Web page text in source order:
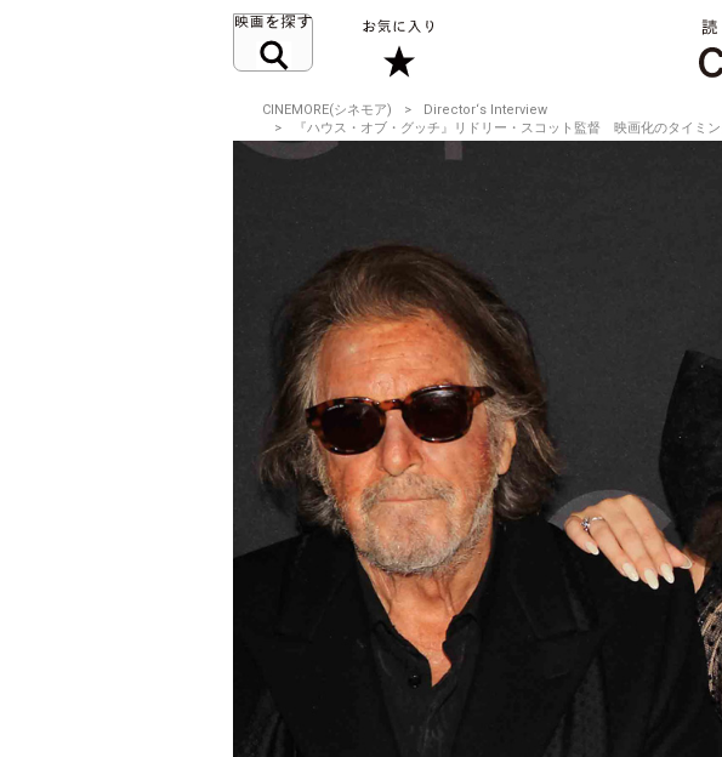
CINEMORE(シネモア)
Director‘s Interview
『ハウス・オブ・グッチ』リドリー・スコット監督 映画化のタイミ